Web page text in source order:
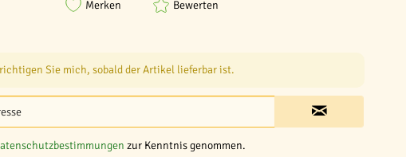
Sie mich, sobald der Artikel lieferbar ist.
zur Kenntnis genommen.
Merken Bewerten